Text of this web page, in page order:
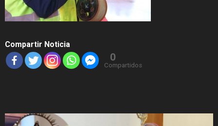
Compartir Noticia
0
Compartidos